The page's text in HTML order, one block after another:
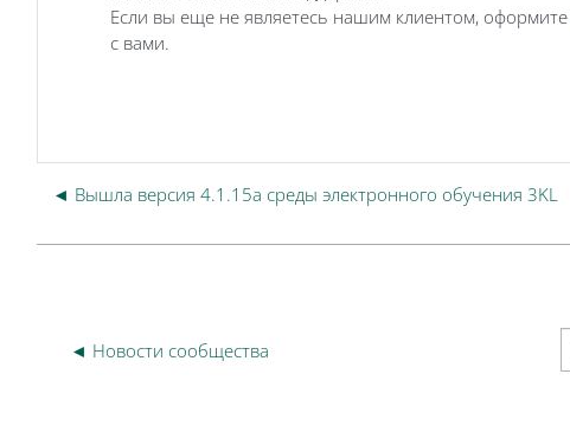
Если вы еще не являетесь нашим клиентом, оформите
с вами.
◄ Вышла версия 4.1.15a среды электронного обучения 3KL
◄ Новости сообщества